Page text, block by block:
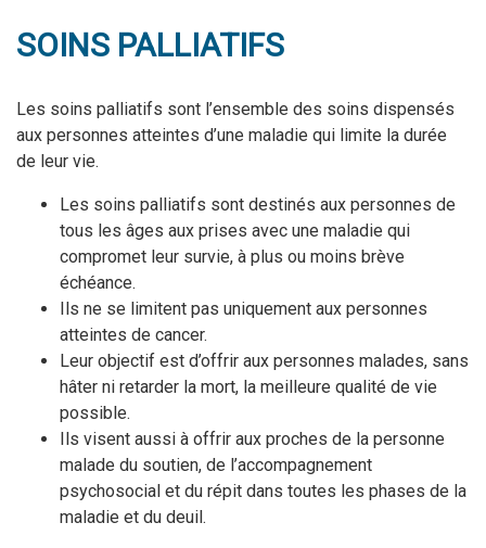
SOINS PALLIATIFS
Les soins palliatifs sont l’ensemble des soins dispensés
aux personnes atteintes d’une maladie qui limite la durée
de leur vie.
Les soins palliatifs sont destinés aux personnes de
tous les âges aux prises avec une maladie qui
compromet leur survie, à plus ou moins brève
échéance.
Ils ne se limitent pas uniquement aux personnes
atteintes de cancer.
Leur objectif est d’offrir aux personnes malades, sans
hâter ni retarder la mort, la meilleure qualité de vie
possible.
Ils visent aussi à offrir aux proches de la personne
malade du soutien, de l’accompagnement
psychosocial et du répit dans toutes les phases de la
maladie et du deuil.